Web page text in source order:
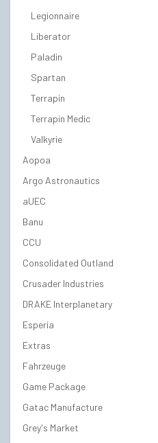
Legionnaire
Liberator
Paladin
Spartan
Terrapin
Terrapin Medic
Valkyrie
Aopoa
Argo Astronautics
aUEC
Banu
CCU
Consolidated Outland
Crusader Industries
DRAKE Interplanetary
Esperia
Extras
Fahrzeuge
Game Package
Gatac Manufacture
Grey's Market